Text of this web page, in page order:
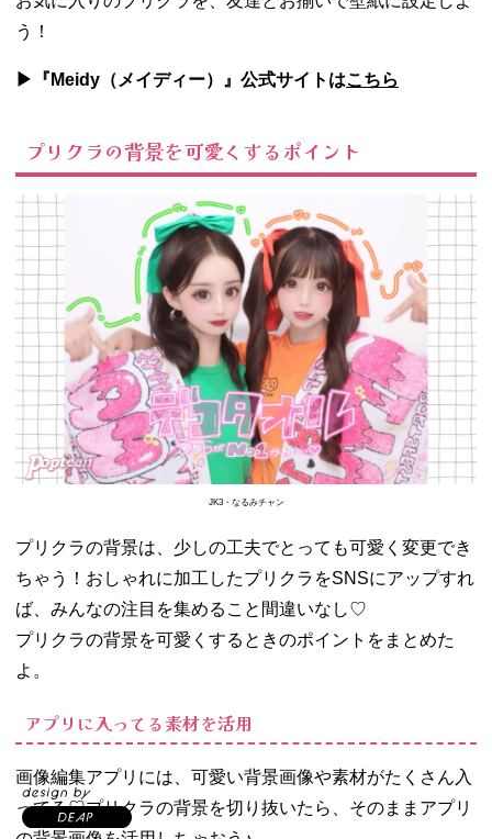
う！
▶︎『Meidy（メイディー）』公式サイトはこちら
プリクラの背景を可愛くするポイント
JK3・なるみチャン
プリクラの背景は、少しの工夫でとっても可愛く変更でき
ちゃう！おしゃれに加工したプリクラをSNSにアップすれ
ば、みんなの注目を集めること間違いなし♡
プリクラの背景を可愛くするときのポイントをまとめた
よ。
アプリに入ってる素材を活用
画像編集アプリには、可愛い背景画像や素材がたくさん入
ってる♡プリクラの背景を切り抜いたら、そのままアプリ